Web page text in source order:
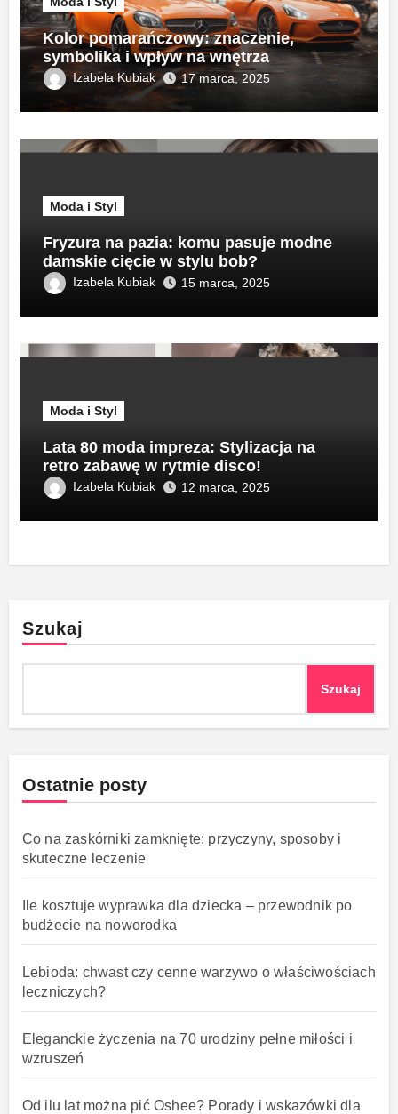
Kolor pomarańczowy: znaczenie,
symbolika i wpływ na wnętrza
Izabela Kubiak 17 marca, 2025
Moda i Styl
Fryzura na pazia: komu pasuje modne
damskie cięcie w stylu bob?
Izabela Kubiak 15 marca, 2025
Moda i Styl
Lata 80 moda impreza: Stylizacja na
retro zabawę w rytmie disco!
Izabela Kubiak 12 marca, 2025
Szukaj
Szukaj
Ostatnie posty
Co na zaskórniki zamknięte: przyczyny, sposoby i
skuteczne leczenie
Ile kosztuje wyprawka dla dziecka – przewodnik po
budżecie na noworodka
Lebioda: chwast czy cenne warzywo o właściwościach
leczniczych?
Eleganckie życzenia na 70 urodziny pełne miłości i
wzruszeń
Od ilu lat można pić Oshee? Porady i wskazówki dla